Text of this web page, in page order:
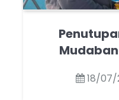
18/07/